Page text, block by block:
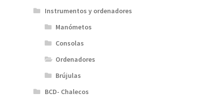
Instrumentos y ordenadores
Manómetos
Consolas
Ordenadores
Brújulas
BCD- Chalecos